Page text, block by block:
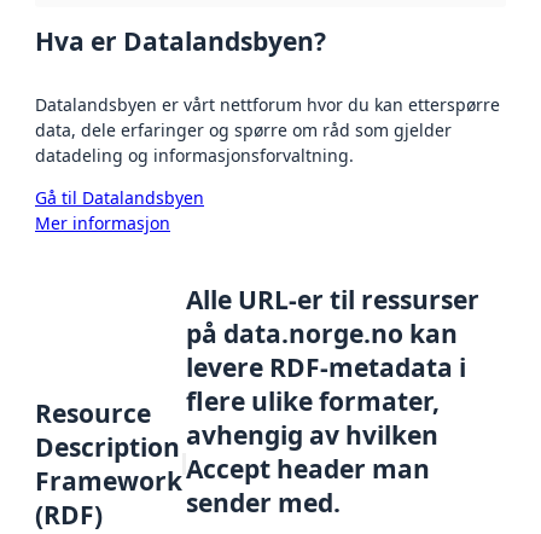
Hva er Datalandsbyen?
Datalandsbyen er vårt nettforum hvor du kan etterspørre
data, dele erfaringer og spørre om råd som gjelder
datadeling og informasjonsforvaltning.
Gå til Datalandsbyen
Mer informasjon
Resource
Description
Framework
(RDF)
Alle URL-er til ressurser
på data.norge.no kan
levere RDF-metadata i
flere ulike formater,
avhengig av hvilken
Accept header man
sender med.